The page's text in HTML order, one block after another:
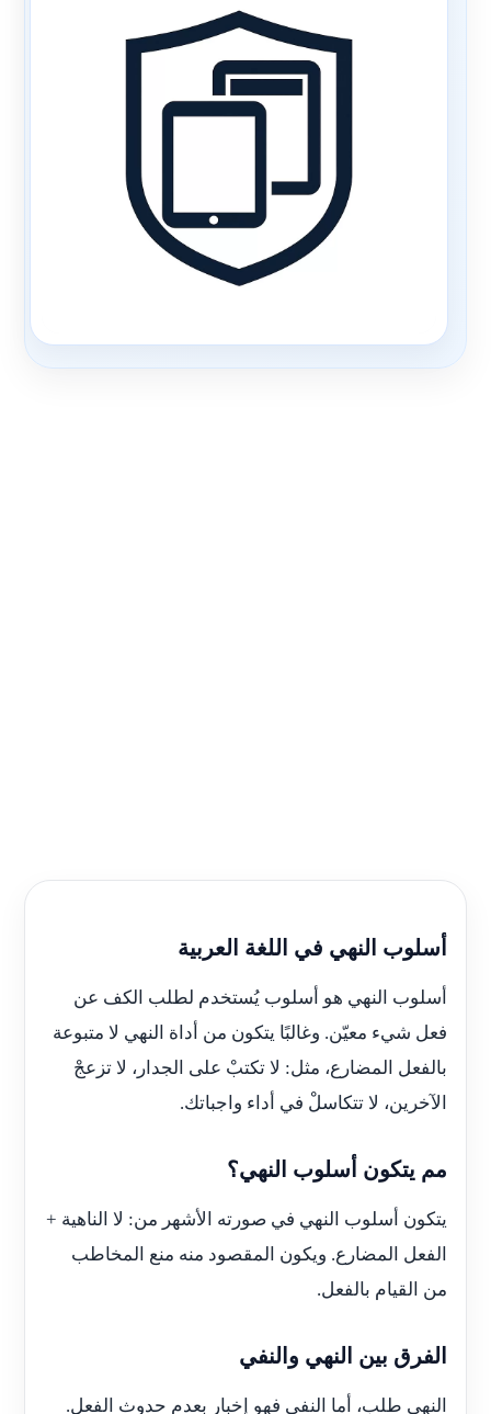
أسلوب النهي في اللغة العربية
أسلوب النهي هو أسلوب يُستخدم لطلب الكف عن
فعل شيء معيّن. وغالبًا يتكون من أداة النهي لا متبوعة
بالفعل المضارع، مثل: لا تكتبْ على الجدار، لا تزعجْ
الآخرين، لا تتكاسلْ في أداء واجباتك.
مم يتكون أسلوب النهي؟
يتكون أسلوب النهي في صورته الأشهر من: لا الناهية +
الفعل المضارع. ويكون المقصود منه منع المخاطب
من القيام بالفعل.
الفرق بين النهي والنفي
النهي طلب، أما النفي فهو إخبار بعدم حدوث الفعل.